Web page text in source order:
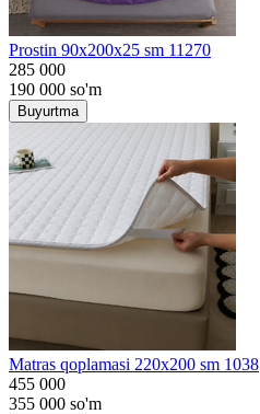
Prostin 90x200x25 sm 11270
285 000
190 000 so'm
Buyurtma
Matras qoplamasi 220x200 sm 1038
455 000
355 000 so'm